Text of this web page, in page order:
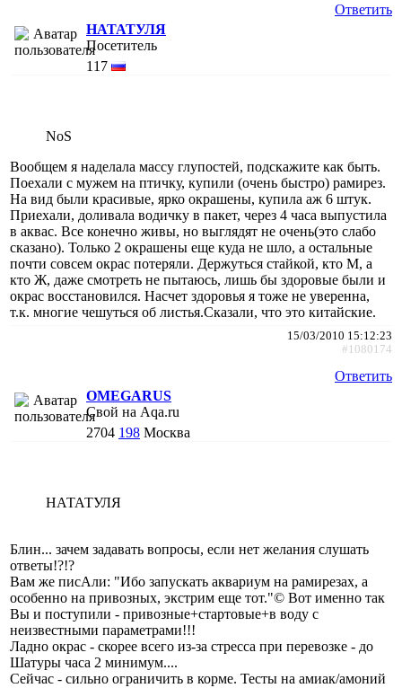
Ответить
НАТАТУЛЯ
Посетитель
117
NoS
Вообщем я наделала массу глупостей, подскажите как быть.
Поехали с мужем на птичку, купили (очень быстро) рамирез.
На вид были красивые, ярко окрашены, купила аж 6 штук.
Приехали, доливала водичку в пакет, через 4 часа выпустила
в аквас. Все конечно живы, но выглядят не очень(это слабо
сказано). Только 2 окрашены еще куда не шло, а остальные
почти совсем окрас потеряли. Держуться стайкой, кто М, а
кто Ж, даже смотреть не пытаюсь, лишь бы здоровые были и
окрас восстановился. Насчет здоровья я тоже не уверенна,
т.к. многие чешуться об листья.Сказали, что это китайские.
15/03/2010 15:12:23
#1080174
Ответить
OMEGARUS
Свой на Aqa.ru
2704 198 Москва
НАТАТУЛЯ
Блин... зачем задавать вопросы, если нет желания слушать
ответы!?!?
Вам же писАли: "Ибо запускать аквариум на рамирезах, а
особенно на привозных, экстрим еще тот."© Вот именно так
Вы и поступили - привозные+стартовые+в воду с
неизвестными параметрами!!!
Ладно окрас - скорее всего из-за стресса при перевозке - до
Шатуры часа 2 минимум....
Сейчас - сильно ограничить в корме. Тесты на амиак/амоний